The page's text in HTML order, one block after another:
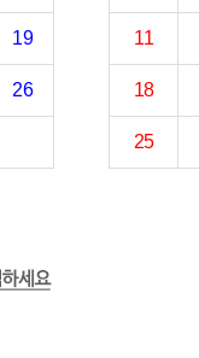
19
26
11
18
25